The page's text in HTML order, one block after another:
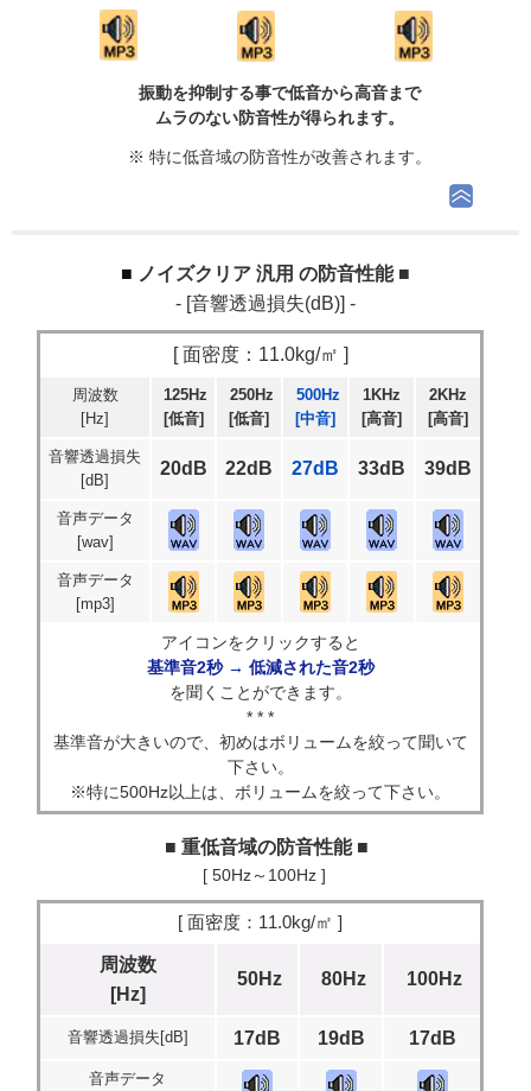
振動を抑制する事で低音から高音まで
ムラのない防音性が得られます。
※ 特に低音域の防音性が改善されます。
ノイズクリア 汎用 の防音性能 ■
- [音響透過損失(dB)] -
[ 面密度：11.0kg/㎡ ]
周波数
[Hz]
125Hz
[低音]
250Hz
[低音]
500Hz
[中音]
1KHz
[高音]
2KHz
[高音]
音響透過損失
[dB]
20dB 22dB 27dB 33dB 39dB
音声データ
[wav]
音声データ
[mp3]
アイコンをクリックすると
基準音2秒 → 低減された音2秒
を聞くことができます。
* * *
基準音が大きいので、初めはボリュームを絞って聞いて
下さい。
※特に500Hz以上は、ボリュームを絞って下さい。
■ 重低音域の防音性能 ■
[ 50Hz～100Hz ]
[ 面密度：11.0kg/㎡ ]
周波数
[Hz]
50Hz 80Hz 100Hz
音響透過損失[dB] 17dB 19dB 17dB
音声データ